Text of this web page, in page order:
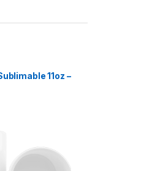
11oz –